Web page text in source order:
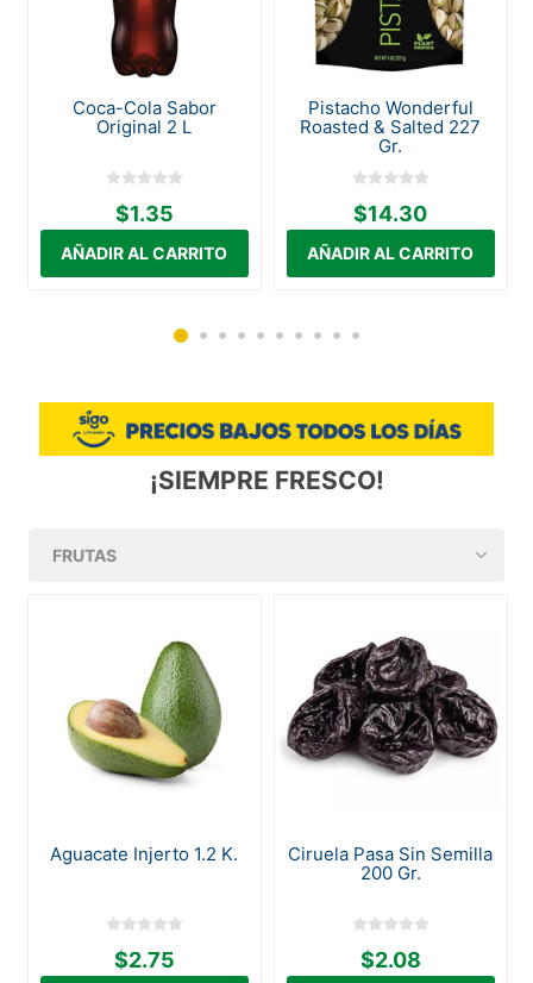
Coca-Cola Sabor
Original 2 L
$1.35
Pistacho Wonderful
Roasted & Salted 227
Gr.
$14.30
¡SIEMPRE FRESCO!
Aguacate Injerto 1.2 K.
$2.75
Ciruela Pasa Sin Semilla
200 Gr.
$2.08